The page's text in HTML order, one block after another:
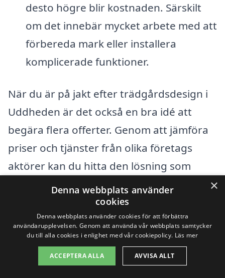
desto högre blir kostnaden. Särskilt
om det innebär mycket arbete med att
förbereda mark eller installera
komplicerade funktioner.
När du är på jakt efter trädgårdsdesign i
Uddheden är det också en bra idé att
begära flera offerter. Genom att jämföra
priser och tjänster från olika företags
aktörer kan du hitta den lösning som
passar både dina behov och din budget.
Många trädgårdsdesigners erbjuder
skräddarsydda lösningar, så tveka inte att
diskutera dina specifika önskemål och
förväntningar med dem.
×
Denna webbplats använder
cookies
Denna webbplats använder cookies för att förbättra
användarupplevelsen. Genom att använda vår webbplats samtycker
du till alla cookies i enlighet med vår cookiepolicy. Läs mer
ACCEPTERA ALLA AVVISA ALLT